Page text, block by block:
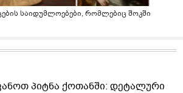
საიდუმლოებები, რომლებიც შოკში